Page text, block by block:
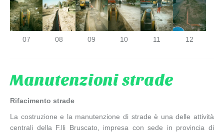
07 08 09 10 11 12
Manutenzioni strade
Rifacimento strade
La costruzione e la manutenzione di strade è una delle attività
centrali della F.lli Bruscato, impresa con sede in provincia di